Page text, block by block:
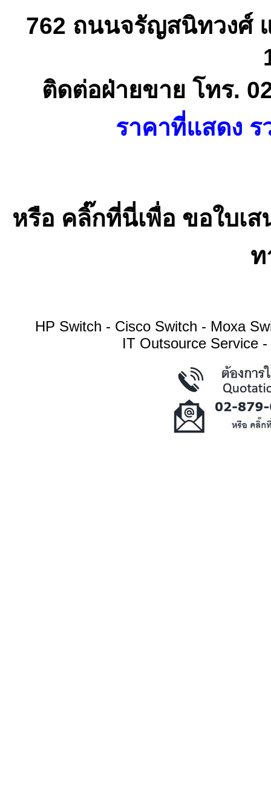
762 ถนนจรัญสนิทวงศ์
ติดต่อฝ่ายขาย โทร.
ราคาที่แสดง
หรือ คลิ๊กที่นี่เพื่อ ขอใบเ
ท
HP Switch - Cisco Switch - Moxa
IT Outsource Service